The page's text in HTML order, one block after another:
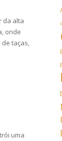
da alta
onde
taças,
uma